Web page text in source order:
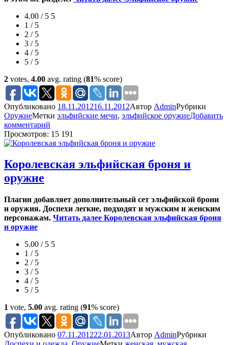
4.00 / 5 5
1 / 5
2 / 5
3 / 5
4 / 5
5 / 5
2 votes, 4.00 avg. rating (81% score)
Опубликовано 18.11.201216.11.2012Автор AdminРубрики
ОружиеМетки эльфийские мечи, эльфийское оружиеДобавить
комментарий
Просмотров: 15 191
Королевская эльфийская броня и
оружие
Плагин добавляет дополнительный сет эльфийской брони
и оружия. Доспехи легкие, подходят и мужским и женским
персонажам. Читать далее Королевская эльфийская броня
и оружие
5.00 / 5 5
1 / 5
2 / 5
3 / 5
4 / 5
5 / 5
1 vote, 5.00 avg. rating (91% score)
Опубликовано 07.11.201222.01.2013Автор AdminРубрики